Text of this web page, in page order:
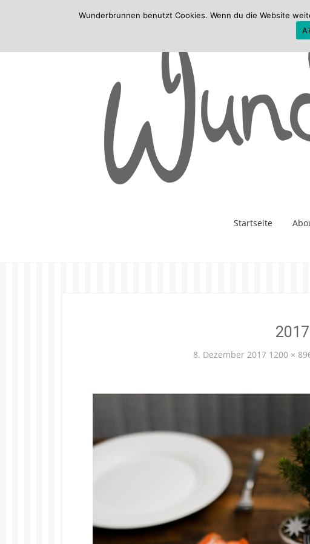
Startseite
8. Dezember 2017 1200 ×
Wunderbrunnen benutzt Cookies. Wenn du die Website